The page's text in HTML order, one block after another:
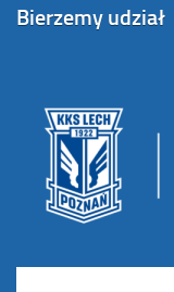
Bierzemy udział